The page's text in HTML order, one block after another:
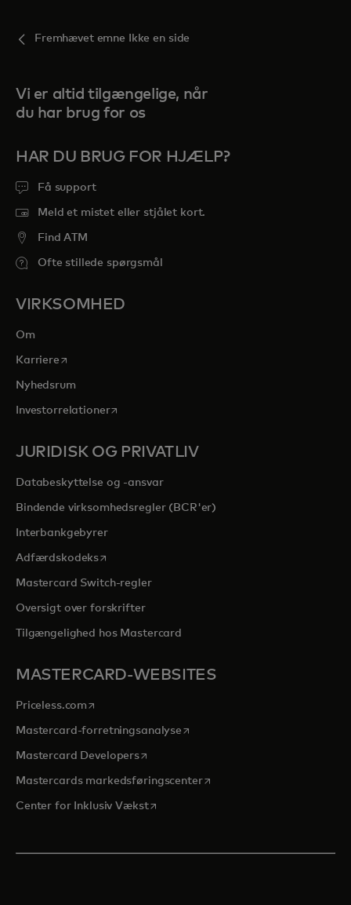
Fremhævet emne Ikke en side
Vi er altid tilgængelige, når
du har brug for os
HAR DU BRUG FOR HJÆLP?
Få support
Meld et mistet eller stjålet kort.
Find ATM
Ofte stillede spørgsmål
VIRKSOMHED
Om
Karriereopens in a new tab
Nyhedsrum
Investorrelationeropens in a new tab
JURIDISK OG PRIVATLIV
Databeskyttelse og -ansvar
Bindende virksomhedsregler (BCR'er)
Interbankgebyrer
Adfærdskodeksopens in a new tab
Mastercard Switch-regler
Oversigt over forskrifter
Tilgængelighed hos Mastercard
MASTERCARD-WEBSITES
Priceless.com opens in a new tab
Mastercard-forretningsanalyseopens in a new tab
Mastercard Developersopens in a new tab
Mastercards markedsføringscenteropens in a new tab
Center for Inklusiv Vækstopens in a new tab